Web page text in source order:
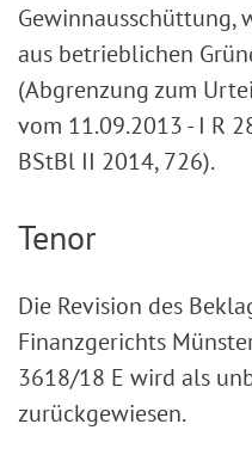
Gewinnausschüttung,
aus betrieblichen
(Abgrenzung zum
vom 11.09.2013 - I R
BStBl II 2014, 726).
Tenor
Die Revision des
Finanzgerichts
3618/18 E wird als
zurückgewiesen.